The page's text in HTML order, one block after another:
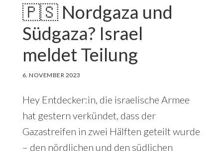
🇵🇸 Nordgaza und
Südgaza? Israel
meldet Teilung
6. NOVEMBER 2023
Hey Entdecker:in, die israelische Armee
hat gestern verkündet, dass der
Gazastreifen in zwei Hälften geteilt wurde
– den nördlichen und den südlichen